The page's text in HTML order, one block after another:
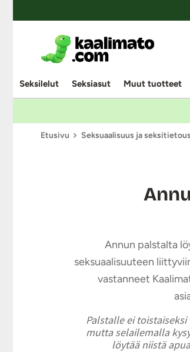
Seksilelut Seksiasut Muut tuotteet
Etusivu Seksuaalisuus ja seksitietous
Annun palstalta
seksuaalisuuteen
vastanneet
Palstalle ei
mutta selailemalla
löytää niistä